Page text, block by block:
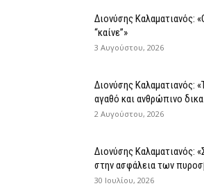
Διονύσης Καλαματιανός:
“καίνε”»
3 Αυγούστου, 2026
Διονύσης Καλαματιανός:
αγαθό και ανθρώπινο
2 Αυγούστου, 2026
Διονύσης Καλαματιανός:
στην ασφάλεια των
30 Ιουλίου, 2026